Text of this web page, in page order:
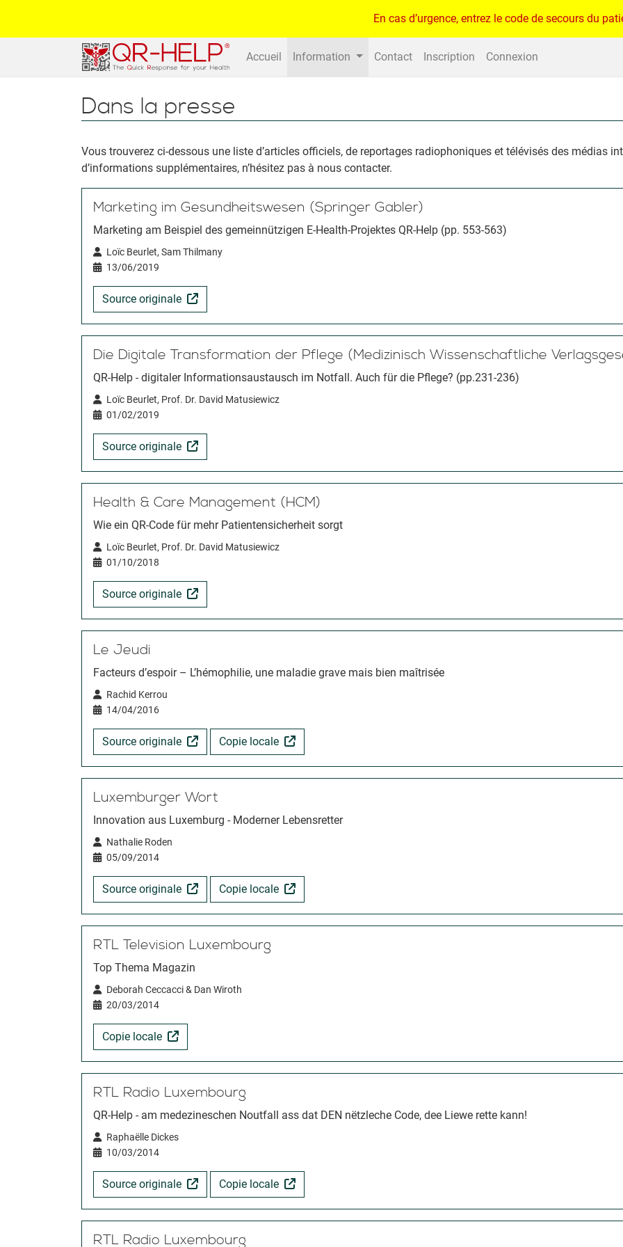
En cas d’urgence, entrez le code de secours du
Accueil Information Contact Inscription Connexion
Dans la presse
Vous trouverez ci-dessous une liste d’articles officiels, de reportages radiophoniques et télévisés des médias
d’informations supplémentaires, n’hésitez pas à nous contacter.
Marketing im Gesundheitswesen (Springer Gabler)
Marketing am Beispiel des gemeinnützigen E-Health-Projektes QR-Help (pp. 553-563)
Loïc Beurlet, Sam Thilmany
13/06/2019
Source originale
Die Digitale Transformation der Pflege (Medizinisch Wissenschaftliche
QR-Help - digitaler Informationsaustausch im Notfall. Auch für die Pflege? (pp.231-236)
Loïc Beurlet, Prof. Dr. David Matusiewicz
01/02/2019
Source originale
Health & Care Management (HCM)
Wie ein QR-Code für mehr Patientensicherheit sorgt
Loïc Beurlet, Prof. Dr. David Matusiewicz
01/10/2018
Source originale
Le Jeudi
Facteurs d’espoir – L’hémophilie, une maladie grave mais bien maîtrisée
Rachid Kerrou
14/04/2016
Source originale Copie locale
Luxemburger Wort
Innovation aus Luxemburg - Moderner Lebensretter
Nathalie Roden
05/09/2014
Source originale Copie locale
RTL Television Luxembourg
Top Thema Magazin
Deborah Ceccacci & Dan Wiroth
20/03/2014
Copie locale
RTL Radio Luxembourg
QR-Help - am medezineschen Noutfall ass dat DEN nëtzleche Code, dee Liewe rette kann!
Raphaëlle Dickes
10/03/2014
Source originale Copie locale
RTL Radio Luxembourg